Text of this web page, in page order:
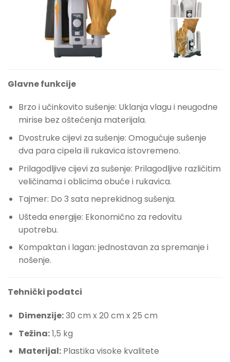
Glavne funkcije
Brzo i učinkovito sušenje: Uklanja vlagu i neugodne
mirise bez oštećenja materijala.
Dvostruke cijevi za sušenje: Omogućuje sušenje
dva para cipela ili rukavica istovremeno.
Prilagodljive cijevi za sušenje: Prilagodljive različitim
veličinama i oblicima obuće i rukavica.
Tajmer: Do 3 sata neprekidnog sušenja.
Ušteda energije: Ekonomično za redovitu
upotrebu.
Kompaktan i lagan: jednostavan za spremanje i
nošenje.
Tehnički podatci
Dimenzije:30 cm x 20 cm x 25 cm
Težina:1,5 kg
Materijal:Plastika visoke kvalitete